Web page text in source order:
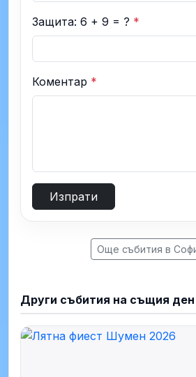
Защита: 6 + 9 = ? *
Коментар *
Изпрати
Още събития в
Други събития на същия ден